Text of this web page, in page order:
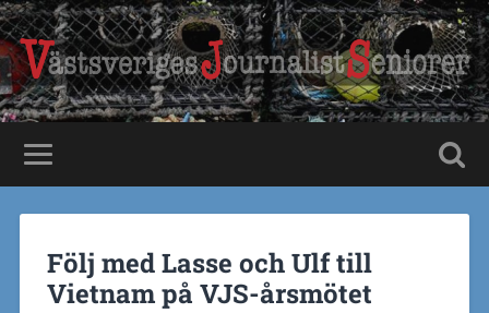
Följ med Lasse och Ulf till
Vietnam på VJS-årsmötet